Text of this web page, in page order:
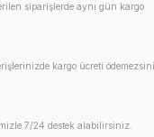
siparişlerde aynı gün kargo
kargo ücreti
7/24 destek alabilirsiniz.